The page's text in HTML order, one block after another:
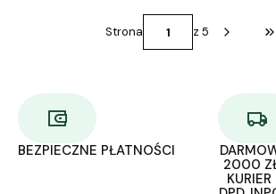
Strona z 5
BEZPIECZNE PŁATNOŚCI
2000